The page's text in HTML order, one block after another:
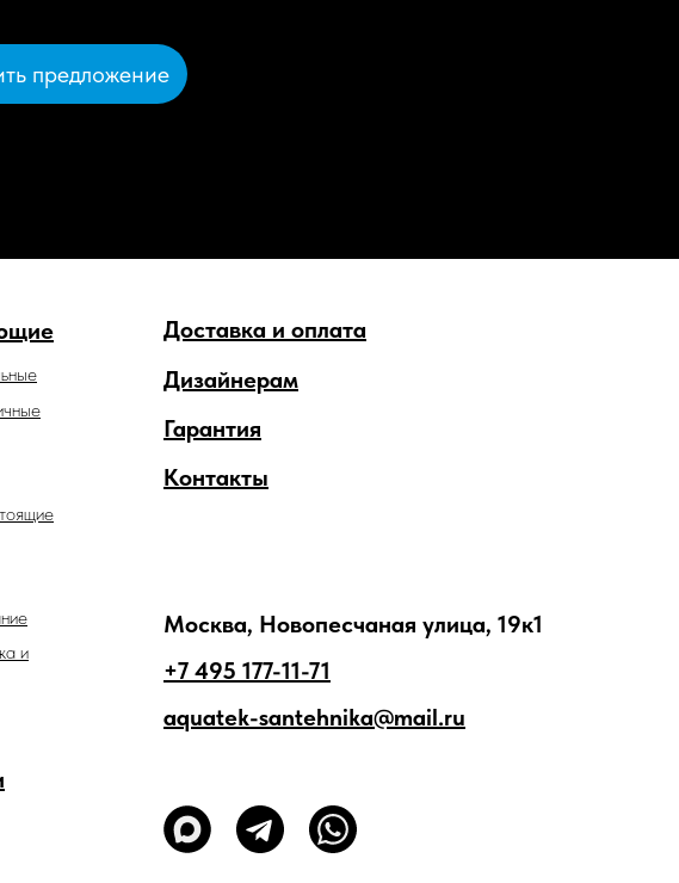
предложение
Дизайнерам
Доставка и оплата
Гарантия
Контакты
и
Москва, Новопесчаная улица, 19к1
+7 495 177-11-71
aquatek-santehnika@mail.ru